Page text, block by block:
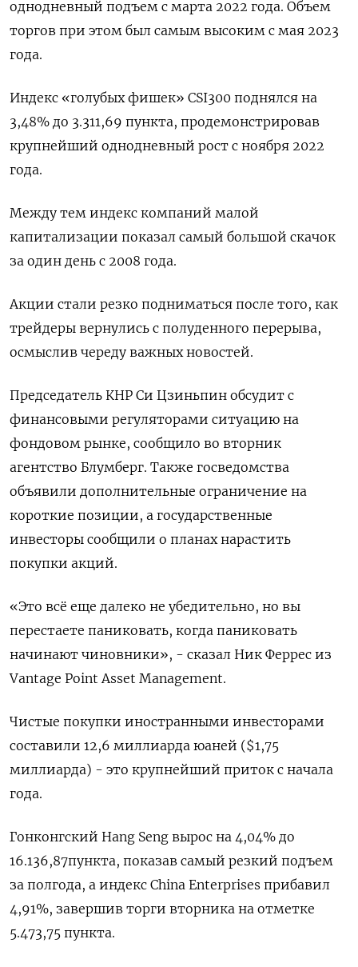
однодневный подъем с марта 2022 года. Объем
торгов при этом был самым высоким с мая 2023
года.
Индекс «голубых фишек» CSI300 поднялся на
3,48% до 3.311,69 пункта, продемонстрировав
крупнейший однодневный рост с ноября 2022
года.
Между тем индекс компаний малой
капитализации показал самый большой скачок
за один день с 2008 года.
Акции стали резко подниматься после того, как
трейдеры вернулись с полуденного перерыва,
осмыслив череду важных новостей.
Председатель КНР Си Цзиньпин обсудит с
финансовыми регуляторами ситуацию на
фондовом рынке, сообщило во вторник
агентство Блумберг. Также госведомства
объявили дополнительные ограничение на
короткие позиции, а государственные
инвесторы сообщили о планах нарастить
покупки акций.
«Это всё еще далеко не убедительно, но вы
перестаете паниковать, когда паниковать
начинают чиновники», - сказал Ник Феррес из
Vantage Point Asset Management.
Чистые покупки иностранными инвесторами
составили 12,6 миллиарда юаней ($1,75
миллиарда) - это крупнейший приток с начала
года.
Гонконгский Hang Seng вырос на 4,04% до
16.136,87​ пункта, показав самый резкий подъем
за полгода, а индекс China Enterprises прибавил
4,91%, завершив торги вторника на отметке
5.473,75 пункта.